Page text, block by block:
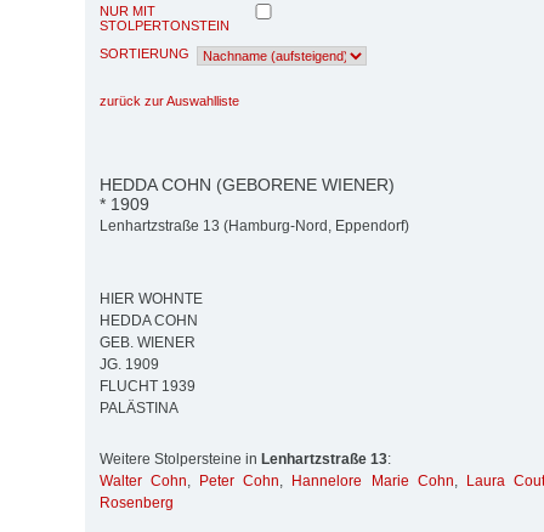
NUR MIT
STOLPERTONSTEIN
SORTIERUNG
zurück zur Auswahlliste
HEDDA COHN (GEBORENE WIENER)
* 1909
Lenhartzstraße 13 (Hamburg-Nord, Eppendorf)
HIER WOHNTE
HEDDA COHN
GEB. WIENER
JG. 1909
FLUCHT 1939
PALÄSTINA
Weitere Stolpersteine in Lenhartzstraße 13:
Walter Cohn, Peter Cohn, Hannelore Marie Cohn,
Laura
Rosenberg